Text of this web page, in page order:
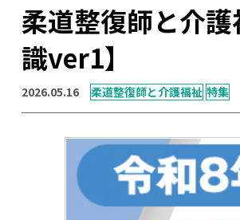
柔道整復師と介
識ver1】
2026.05.16 柔道整復師と介護福祉 特集